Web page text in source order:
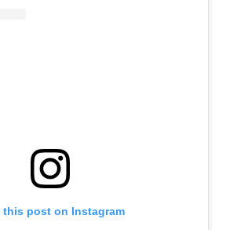
this post on Instagram